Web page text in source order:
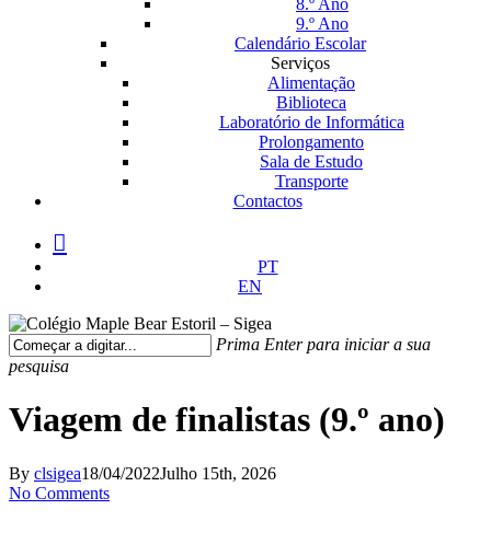
8.º Ano
9.º Ano
Calendário Escolar
Serviços
Alimentação
Biblioteca
Laboratório de Informática
Prolongamento
Sala de Estudo
Transporte
Contactos
facebook
instagram
medium
PT
EN
Prima Enter para iniciar a sua
pesquisa
Pesquisa
Viagem de finalistas (9.º ano)
By clsigea18/04/2022Julho 15th, 2026
No Comments